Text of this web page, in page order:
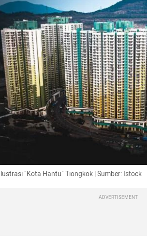
"Kota Hantu" Tiongkok | Sumber: Istock
ADVERTISEMENT